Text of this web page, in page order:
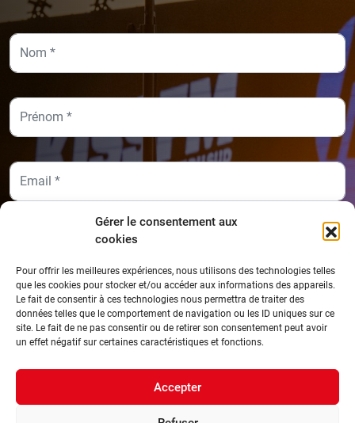
Gérer le consentement aux
cookies
Pour offrir les meilleures expériences, nous utilisons des technologies telles
que les cookies pour stocker et/ou accéder aux informations des appareils.
Le fait de consentir à ces technologies nous permettra de traiter des
données telles que le comportement de navigation ou les ID uniques sur ce
site. Le fait de ne pas consentir ou de retirer son consentement peut avoir
un effet négatif sur certaines caractéristiques et fonctions.
Accepter
Je souhaite recevoir la newsletter.
S’inscrire
Copyright © 2026